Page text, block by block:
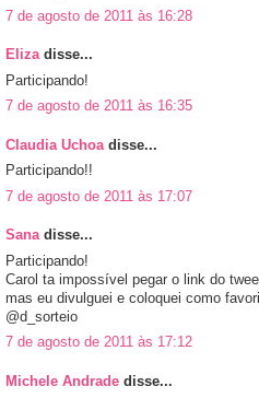
7 de agosto de 2011 às 16:28
Elizadisse...
Participando!
7 de agosto de 2011 às 16:35
Claudia Uchoadisse...
Participando!!
7 de agosto de 2011 às 17:07
Sanadisse...
Participando!
Carol ta impossível pegar o link do
mas eu divulguei e coloquei como
@d_sorteio
7 de agosto de 2011 às 17:12
Michele Andrade disse...